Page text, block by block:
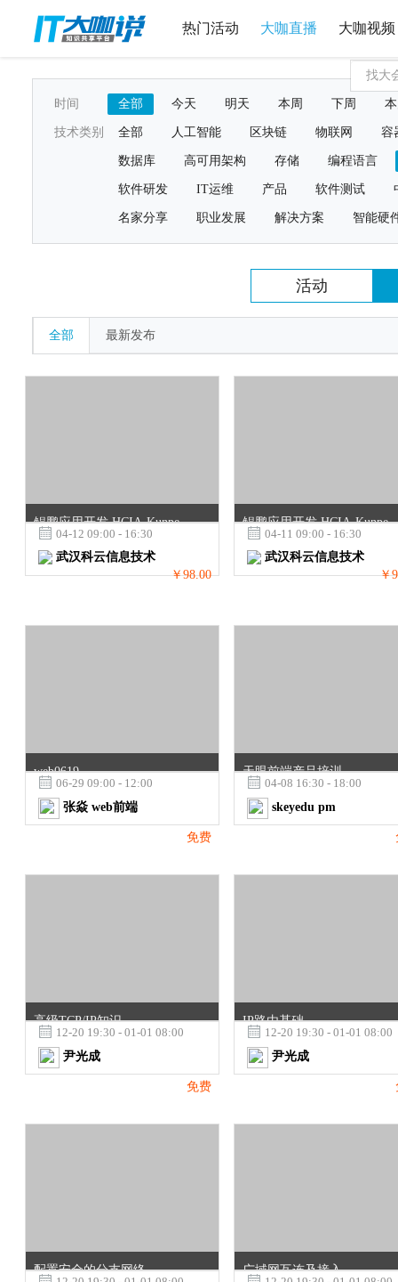
热门活动 大咖直播 大咖视频
时间 全部 今天 明天 本周 下周
技术类别 全部 人工智能 区块链 物联网 容
数据库 高可用架构 存储 编程语言
软件研发 IT运维 产品 软件测试
名家分享 职业发展 解决方案 智能硬
活动
全部 最新发布
鲲鹏应用开发 HCIA-Kunpeng Application Developer (第二讲)
 04-12 09:00 - 16:30
武汉科云信息技术
￥98.00
鲲鹏应用开发 HCIA-Kunpeng
 04-11 09:00 - 16:30
武汉科云信息技术
￥
web0619
 06-29 09:00 - 12:00
张焱 web前端
免费
天眼前端产品培训
 04-08 16:30 - 18:00
skeyedu pm
高级TCP/IP知识
 12-20 19:30 - 01-01 08:00
尹光成
免费
IP路由基础
 12-20 19:30 - 01-01 08:00
尹光成
配置安全的分支网络 广域网互连及接入